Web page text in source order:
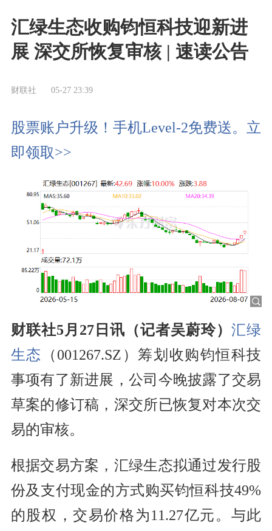
汇绿生态收购钧恒科技迎新进
展 深交所恢复审核 | 速读公告
财联社 05-27 23:39
股票账户升级！手机Level-2免费送。立
即领取>>
财联社5月27日讯（记者吴蔚玲）汇绿
生态
（001267.SZ）筹划收购钧恒科技
事项有了新进展，公司今晚披露了交易
草案的修订稿，深交所已恢复对本次交
易的审核。
根据交易方案，汇绿生态拟通过发行股
份及支付现金的方式购买钧恒科技49%
的股权，交易价格为11.27亿元。与此